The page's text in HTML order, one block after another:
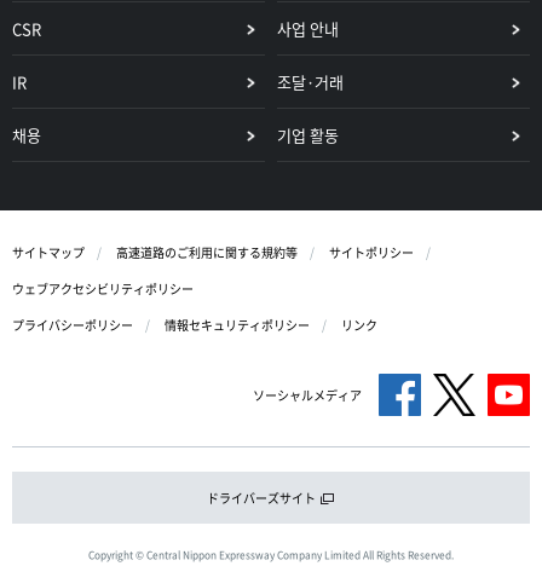
CSR 사업 안내
IR 조달·거래
채용 기업 활동
サイトマップ 高速道路のご利用に関する規約等
サイトポリシー
ウェブアクセシビリティポリシー
プライバシーポリシー
情報セキュリティポリシー リンク
ソーシャルメディア
ドライバーズサイト
Copyright © Central Nippon Expressway Company Limited All Rights Reserved.